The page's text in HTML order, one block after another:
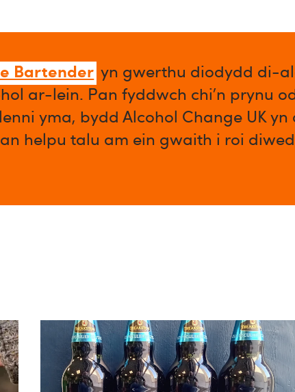
Bartender yn gwerthu diodydd di-
ar-lein. Pan fyddwch chi’n prynu
yma, bydd Alcohol Change UK
helpu talu am ein gwaith i roi